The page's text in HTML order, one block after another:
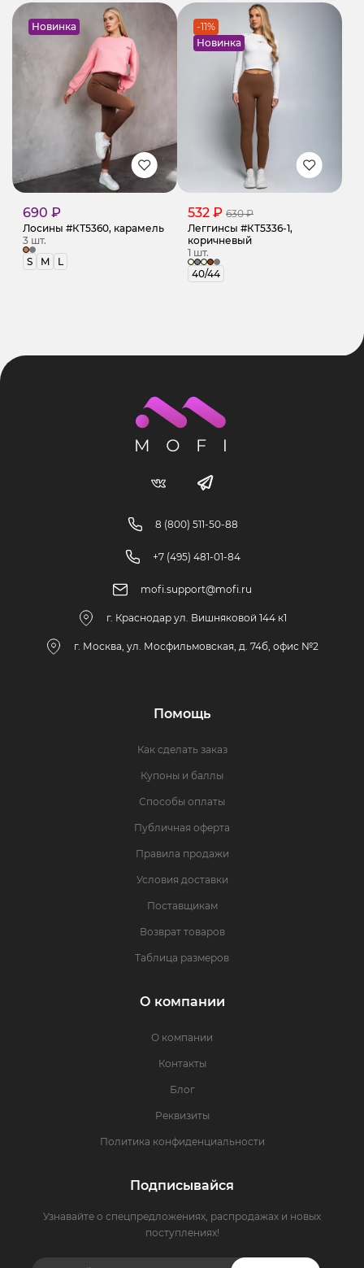
Новинка
690 ₽
Лосины #КТ5360, карамель
3 шт.
S
M L
-11%
Новинка
532 ₽ 630 ₽
Леггинсы #КТ5336-1,
коричневый
1 шт.
40/44
8 (800) 511-50-88
+7 (495) 481-01-84
mofi.support@mofi.ru
г. Краснодар ул. Вишняковой 144 к1
г. Москва, ул. Мосфильмовская, д. 74б, офис №2
Помощь
Как сделать заказ
Купоны и баллы
Способы оплаты
Публичная оферта
Правила продажи
Условия доставки
Поставщикам
Возврат товаров
Таблица размеров
О компании
О компании
Контакты
Блог
Реквизиты
Политика конфиденциальности
Подписывайся
Узнавайте о спецпредложениях, распродажах и новых
поступлениях!